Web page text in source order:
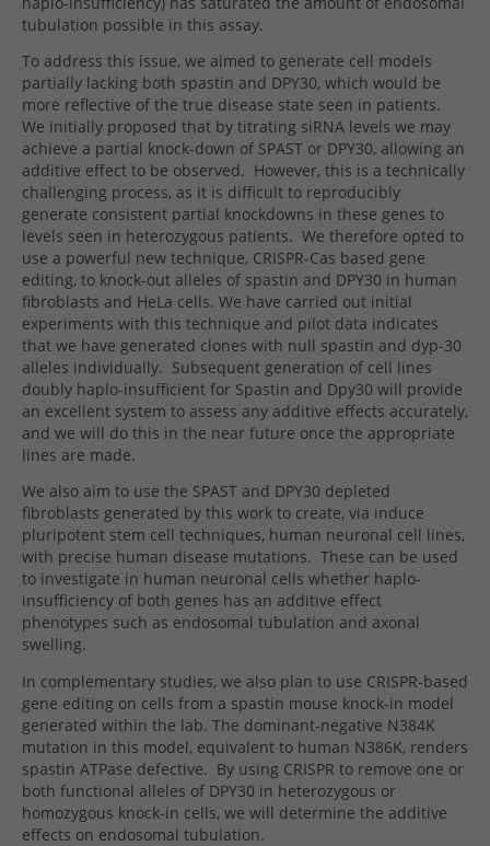
tubulation possible in this assay.
To address this issue, we aimed to generate cell models
partially lacking both spastin and DPY30, which would be
more reflective of the true disease state seen in patients.
We initially proposed that by titrating siRNA levels we may
achieve a partial knock-down of SPAST or DPY30, allowing an
additive effect to be observed. However, this is a technically
challenging process, as it is difficult to reproducibly
generate consistent partial knockdowns in these genes to
levels seen in heterozygous patients. We therefore opted to
use a powerful new technique, CRISPR-Cas based gene
editing, to knock-out alleles of spastin and DPY30 in human
fibroblasts and HeLa cells. We have carried out initial
experiments with this technique and pilot data indicates
that we have generated clones with null spastin and dyp-30
alleles individually. Subsequent generation of cell lines
doubly haplo-insufficient for Spastin and Dpy30 will provide
an excellent system to assess any additive effects accurately,
and we will do this in the near future once the appropriate
lines are made.
We also aim to use the SPAST and DPY30 depleted
fibroblasts generated by this work to create, via induce
pluripotent stem cell techniques, human neuronal cell lines,
with precise human disease mutations. These can be used
to investigate in human neuronal cells whether haplo-
insufficiency of both genes has an additive effect
phenotypes such as endosomal tubulation and axonal
swelling.
In complementary studies, we also plan to use CRISPR-based
gene editing on cells from a spastin mouse knock-in model
generated within the lab. The dominant-negative N384K
mutation in this model, equivalent to human N386K, renders
spastin ATPase defective. By using CRISPR to remove one or
both functional alleles of DPY30 in heterozygous or
homozygous knock-in cells, we will determine the additive
effects on endosomal tubulation.